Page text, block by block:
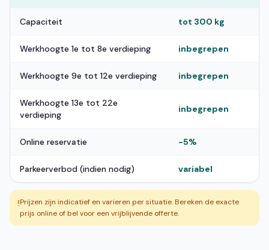
Capaciteit tot 300 kg
Werkhoogte 1e tot 8e verdieping inbegrepen
Werkhoogte 9e tot 12e verdieping inbegrepen
Werkhoogte 13e tot 22e
verdieping
inbegrepen
Online reservatie -5%
Parkeerverbod (indien nodig) variabel
!Prijzen zijn indicatief en varieren per situatie. Bereken de exacte
prijs online of bel voor een vrijblijvende offerte.